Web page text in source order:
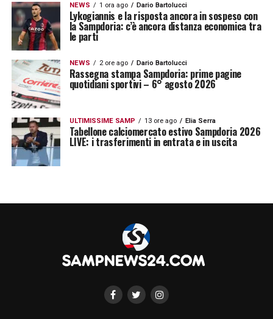
NEWS 1 ora ago Dario Bartolucci
Lykogiannis e la risposta ancora in sospeso con
la Sampdoria: c’è ancora distanza economica tra
le parti
NEWS 2 ore ago Dario Bartolucci
Rassegna stampa Sampdoria: prime pagine
quotidiani sportivi – 6° agosto 2026
ULTIMISSIME SAMP 13 ore ago Elia Serra
Tabellone calciomercato estivo Sampdoria 2026
LIVE: i trasferimenti in entrata e in uscita